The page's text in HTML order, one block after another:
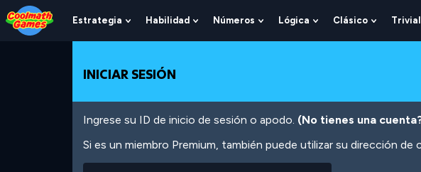
Skip
to
Top
Skip
to
Navigation
Skip
to
Main
Skip
to
Footer
Pasar
al
contenido
Estrategia
Show
Submenu
Estrategia
Habilidad
Show
Submenu
Números
Show
Submenu
Lógica
Show
Submenu
Clásico
Show
INICIAR SESIÓN
Ingrese su ID de inicio de sesión o apodo. (No tienes una
Si es un miembro Premium, también puede utilizar su dirección